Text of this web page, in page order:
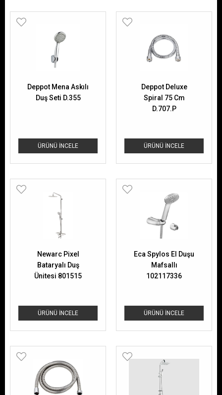
ÜRÜNÜ İNCELE
Deppot Mena Askılı
Duş Seti D.355
ÜRÜNÜ İNCELE
Deppot Deluxe
Spiral 75 Cm
D.707.P
ÜRÜNÜ İNCELE
Newarc Pixel
Bataryalı Duş
Ünitesi 801515
ÜRÜNÜ İNCELE
Eca Spylos El Duşu
Mafsallı
102117336